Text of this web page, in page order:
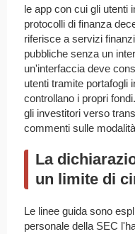
le app con cui gli
protocolli di finanza
riferisce a servizi
pubbliche senza un
un'interfaccia deve
utenti tramite portafogli
controllano i propri
gli investitori verso
commenti sulle
La
un limite di
Le linee guida sono
personale della SEC